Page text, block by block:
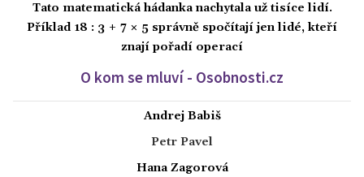
Tato matematická hádanka nachytala už tisíce lidí.
Příklad 18 : 3 + 7 × 5 správně spočítají jen lidé, kteří
znají pořadí operací
O kom se mluví - Osobnosti.cz
Andrej Babiš
Petr Pavel
Hana Zagorová